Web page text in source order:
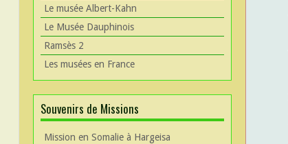
Le musée Albert-Kahn
Le Musée Dauphinois
Ramsès 2
Les musées en France
Souvenirs de Missions
Mission en Somalie à Hargeisa